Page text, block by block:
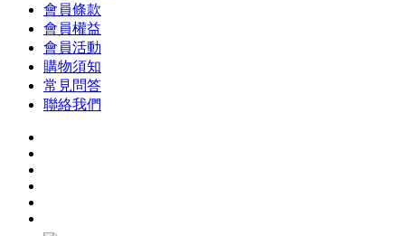
會員條款
會員權益
會員活動
購物須知
常見問答
聯絡我們